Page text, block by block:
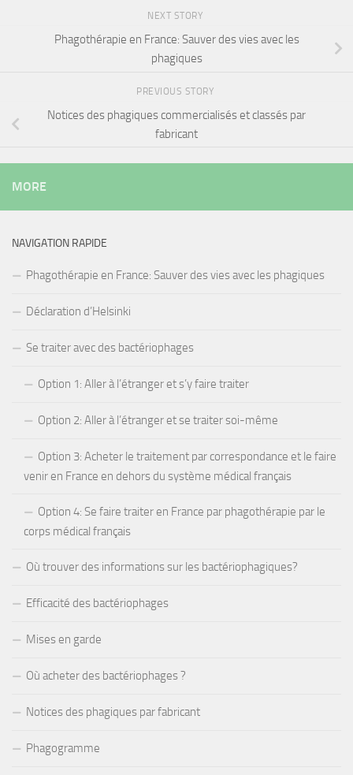
NEXT STORY
Phagothérapie en France: Sauver des vies avec les
phagiques
PREVIOUS STORY
Notices des phagiques commercialisés et classés par
fabricant
MORE
NAVIGATION RAPIDE
Phagothérapie en France: Sauver des vies avec les phagiques
Déclaration d’Helsinki
Se traiter avec des bactériophages
Option 1: Aller à l’étranger et s’y faire traiter
Option 2: Aller à l’étranger et se traiter soi-même
Option 3: Acheter le traitement par correspondance et le faire
venir en France en dehors du système médical français
Option 4: Se faire traiter en France par phagothérapie par le
corps médical français
Où trouver des informations sur les bactériophagiques?
Efficacité des bactériophages
Mises en garde
Où acheter des bactériophages ?
Notices des phagiques par fabricant
Phagogramme